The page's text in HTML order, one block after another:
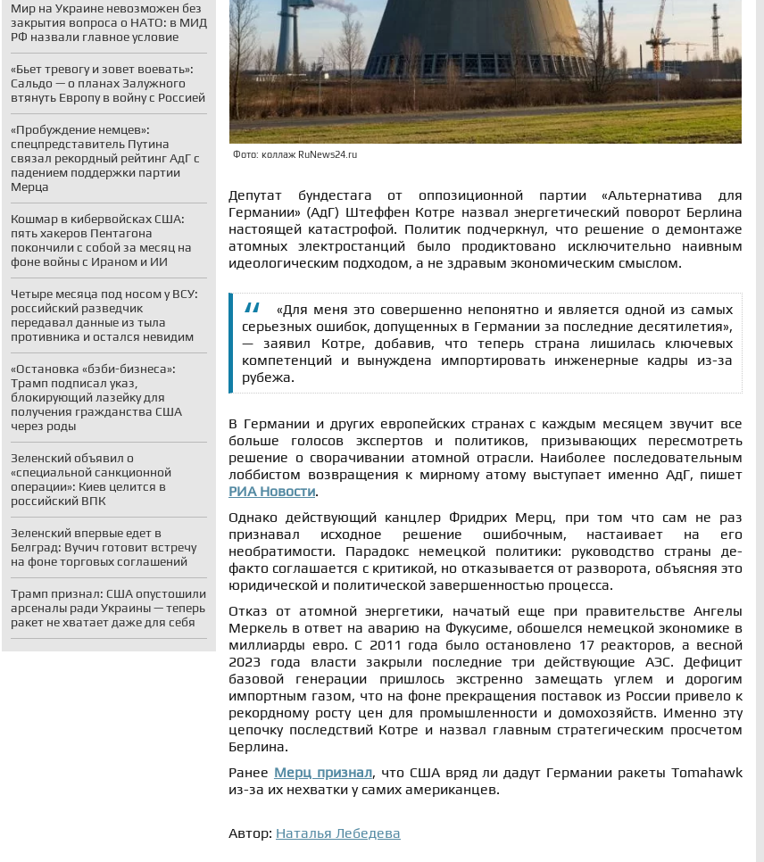
Мир на Украине невозможен без
закрытия вопроса о НАТО: в МИД
РФ назвали главное условие
«Бьет тревогу и зовет воевать»:
Сальдо — о планах Залужного
втянуть Европу в войну с Россией
«Пробуждение немцев»:
спецпредставитель Путина
связал рекордный рейтинг АдГ с
падением поддержки партии
Мерца
Кошмар в кибервойсках США:
пять хакеров Пентагона
покончили с собой за месяц на
фоне войны с Ираном и ИИ
Четыре месяца под носом у ВСУ:
российский разведчик
передавал данные из тыла
противника и остался невидим
«Остановка «бэби-бизнеса»:
Трамп подписал указ,
блокирующий лазейку для
получения гражданства США
через роды
Зеленский объявил о
«специальной санкционной
операции»: Киев целится в
российский ВПК
Зеленский впервые едет в
Белград: Вучич готовит встречу
на фоне торговых соглашений
Трамп признал: США опустошили
арсеналы ради Украины — теперь
ракет не хватает даже для себя
Фото: коллаж RuNews24.ru
Депутат бундестага от оппозиционной партии «Альтернатива для
Германии» (АдГ) Штеффен Котре назвал энергетический поворот Берлина
настоящей катастрофой. Политик подчеркнул, что решение о демонтаже
атомных электростанций было продиктовано исключительно наивным
идеологическим подходом, а не здравым экономическим смыслом.
«Для меня это совершенно непонятно и является одной из самых
серьезных ошибок, допущенных в Германии за последние десятилетия»,
— заявил Котре, добавив, что теперь страна лишилась ключевых
компетенций и вынуждена импортировать инженерные кадры из-за
рубежа.
В Германии и других европейских странах с каждым месяцем звучит все
больше голосов экспертов и политиков, призывающих пересмотреть
решение о сворачивании атомной отрасли. Наиболее последовательным
лоббистом возвращения к мирному атому выступает именно АдГ, пишет
РИА Новости.
Однако действующий канцлер Фридрих Мерц, при том что сам не раз
признавал исходное решение ошибочным, настаивает на его
необратимости. Парадокс немецкой политики: руководство страны де-
факто соглашается с критикой, но отказывается от разворота, объясняя это
юридической и политической завершенностью процесса.
Отказ от атомной энергетики, начатый еще при правительстве Ангелы
Меркель в ответ на аварию на Фукусиме, обошелся немецкой экономике в
миллиарды евро. С 2011 года было остановлено 17 реакторов, а весной
2023 года власти закрыли последние три действующие АЭС. Дефицит
базовой генерации пришлось экстренно замещать углем и дорогим
импортным газом, что на фоне прекращения поставок из России привело к
рекордному росту цен для промышленности и домохозяйств. Именно эту
цепочку последствий Котре и назвал главным стратегическим просчетом
Берлина.
Ранее Мерц признал, что США вряд ли дадут Германии ракеты Tomahawk
из-за их нехватки у самих американцев.
Автор: Наталья Лебедева